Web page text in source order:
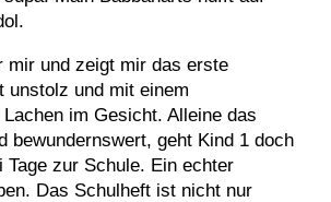
mir und zeigt mir das erste
unstolz und mit einem
Lachen im Gesicht. Alleine das
bewundernswert, geht Kind 1 doch
Tage zur Schule. Ein echter
Das Schulheft ist nicht nur